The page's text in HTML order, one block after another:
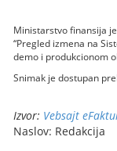
Ministarstvo finansija
“Pregled izmena na
demo i produkcionom
Snimak je dostupan
Izvor: Vebsajt
Naslov: Redakcija